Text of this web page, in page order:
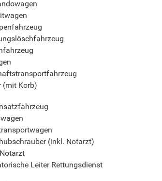
(mit Korb)
(inkl. Notarzt)
Leiter Rettungsdienst